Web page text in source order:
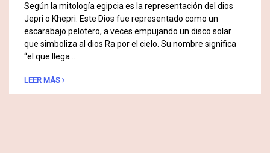
Según la mitología egipcia es la representación del dios
Jepri o Khepri. Este Dios fue representado como un
escarabajo pelotero, a veces empujando un disco solar
que simboliza al dios Ra por el cielo. Su nombre significa
“el que llega…
LEER MÁS